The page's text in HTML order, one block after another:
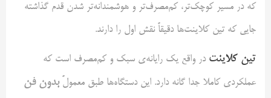
که در مسیر کوچک‌تر، کم‌مصرف‌تر و هوشمندانه‌تر شدن قدم گذاشته
جایی که تین کلاینت‌ها دقیقاً نقش اول را دارند.
تین کلاینت در واقع یک رایانه‌ی سبک و کم‌مصرف است که
عملکردی کاملا جدا گانه دارد. این دستگاه‌ها طبق معمولًبدون فن